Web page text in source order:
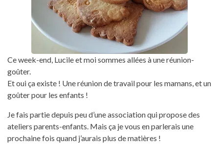
Ce week-end, Lucile et moi sommes allées à une réunion-
goûter.
Et oui ça existe ! Une réunion de travail pour les mamans, et un
goûter pour les enfants !
Je fais partie depuis peu d’une association qui propose des
ateliers parents-enfants. Mais ça je vous en parlerais une
prochaine fois quand j’aurais plus de matières !